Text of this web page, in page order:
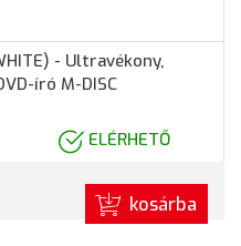
- Ultravékony,
író M-DISC
ELÉRHETŐ
kosárba